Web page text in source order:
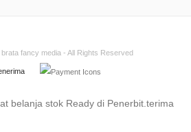
brata fancy media - All Rights Reserved
belanja stok Ready di Penerbit.terima